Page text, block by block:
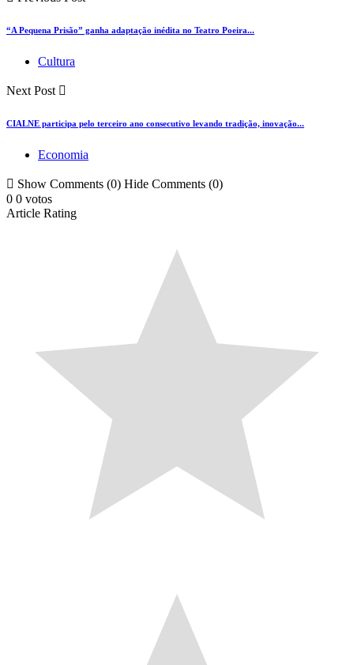
“A Pequena Prisão” ganha adaptação inédita no Teatro Poeira...
Cultura
Next Post
CIALNE participa pelo terceiro ano consecutivo levando tradição, inovação...
Economia
Show Comments (0) Hide Comments (0)
0 0 votos
Article Rating